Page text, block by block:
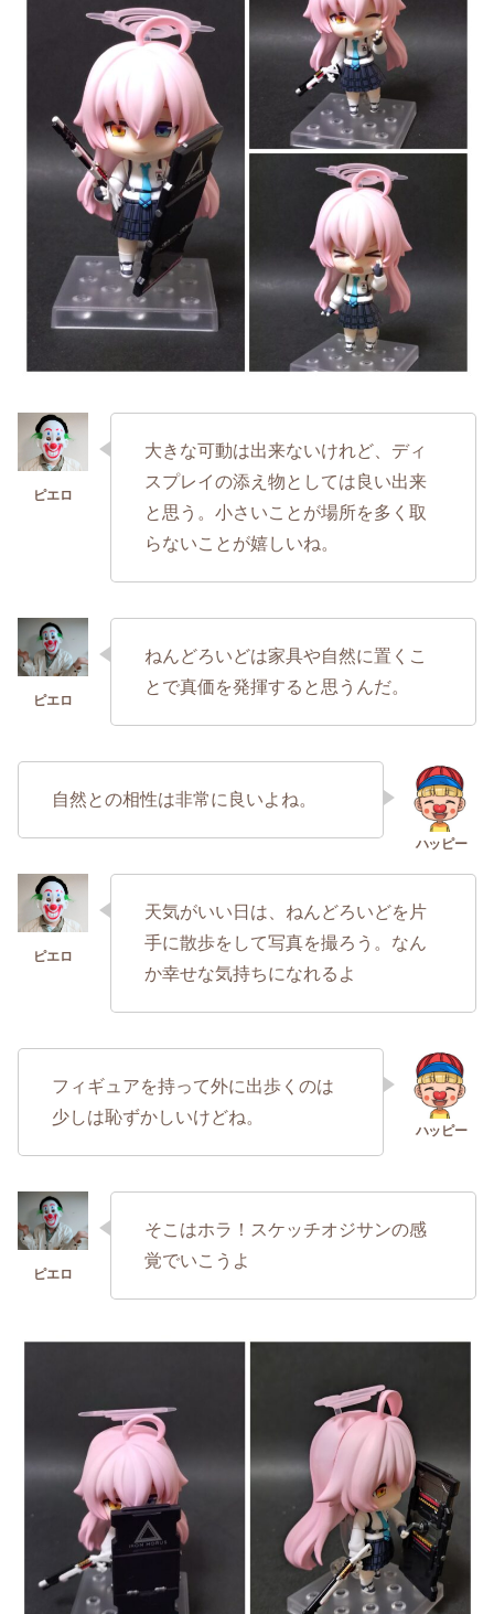
大きな可動は出来ないけれど、ディ
スプレイの添え物としては良い出来
と思う。小さいことが場所を多く取
らないことが嬉しいね。
ねんどろいどは家具や自然に置くこ
とで真価を発揮すると思うんだ。
自然との相性は非常に良いよね。
天気がいい日は、ねんどろいどを片
手に散歩をして写真を撮ろう。なん
か幸せな気持ちになれるよ
フィギュアを持って外に出歩くのは
少しは恥ずかしいけどね。
そこはホラ！スケッチオジサンの感
覚でいこうよ